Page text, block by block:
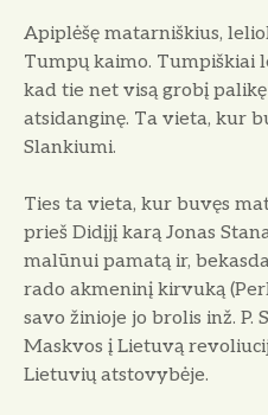
Apiplėšę matarniškius,
Tumpų kaimo. Tumpiškiai
kad tie net visą grobį
atsidanginę. Ta vieta, kur
Slankiumi.
Ties ta vieta, kur buvęs
prieš Didįjį karą Jonas
malūnui pamatą ir,
rado akmeninį kirvuką
savo žinioje jo brolis inž. P.
Maskvos į Lietuvą
Lietuvių atstovybėje.